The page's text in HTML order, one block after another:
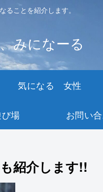
ることを紹介します。
みになーる
気になる 女性
場 お問い
紹介します!!